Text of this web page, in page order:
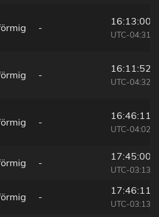
-
16:13:00
UTC-04:31
-
16:11:52
UTC-04:32
-
16:46:11
UTC-04:02
-
17:45:00
UTC-03:13
-
17:46:11
UTC-03:13